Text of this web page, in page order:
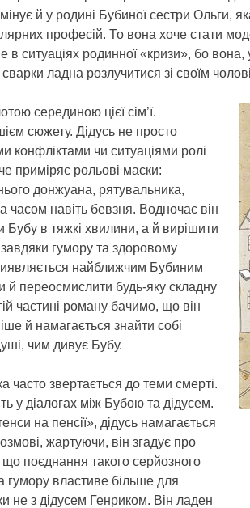
й у родині Бубиної сестри Ольги,
професій. То вона хоче стати
в ситуаціях родинної «кризи», бо
ладна розлучитися зі своїм
серединою цієї сім’ї.
сюжету. Дідусь не просто
конфліктами чи ситуаціями ролі
приміряє рольові маски:
донжуана, рятувальника,
часом навіть бевзня. Водночас він
Бубу в тяжкі хвилини, а й вирішити
гумору та здоровому
найближчим Бубиним
й переосмислити будь-яку складну
частині роману бачимо, що він
й намагається знайти собі
чим дивує Бубу.
часто звертається до теми смерті.
у діалогах між Бубою та дідусем.
на пенсії», дідусь намагається
жартуючи, він згадує про
поєднання такого серйозного
гумору властиве більше для
не з дідусем Генриком. Він ладен